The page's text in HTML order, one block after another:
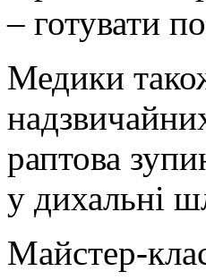
– готувати
Медики
раптова
у дихальні
Майстер-